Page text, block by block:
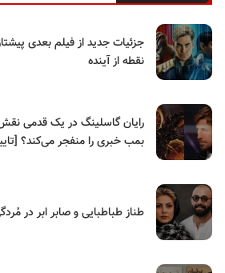
جزئیات جدید از فیلم بعدی
نقطه از آینده
رایان گاسلینگ در یک قدمی
بمب خبری را منفجر می‌کند؟
طناز طباطبایی و صابر ابر در